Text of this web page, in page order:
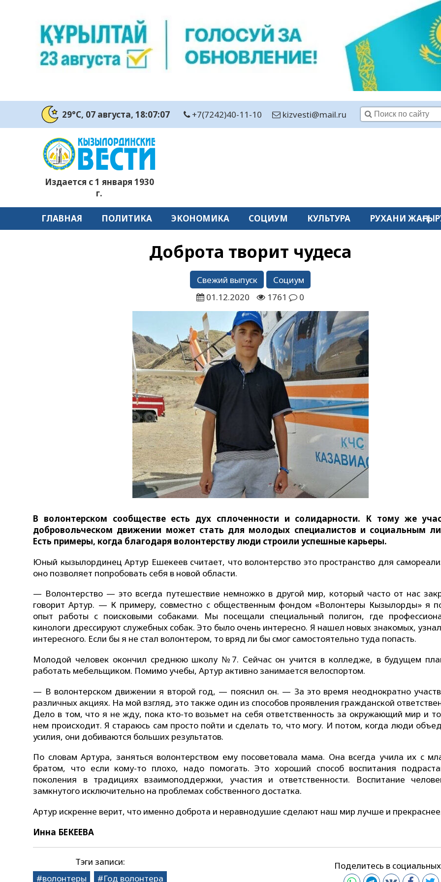
29°C, 07 августа, 18:07:08 +7(7242)40-11-10 kizvesti@mail.ru
Издается с 1 января 1930
г.
ГЛАВНАЯ ПОЛИТИКА ЭКОНОМИКА СОЦИУМ КУЛЬТУРА РУХАНИ
Доброта творит чудеса
Свежий выпуск
Социум
01.12.2020
1761 0
В волонтерском сообществе есть дух сплоченности и солидарности. К тому же
добровольческом движении может стать для молодых специалистов и социальным
Есть примеры, когда благодаря волонтерству люди строили успешные карьеры.
Юный кызылординец Артур Ешекеев считает, что волонтерство это пространство для
оно позволяет попробовать себя в новой области.
— Волонтерство — это всегда путешествие немножко в другой мир, который часто от нас
говорит Артур. — К примеру, совместно с общественным фондом «Волонтеры Кызылорды» я
опыт работы с поисковыми собаками. Мы посещали специальный полигон, где
кинологи дрессируют служебных собак. Это было очень интересно. Я нашел новых знакомых,
интересного. Если бы я не стал волонтером, то вряд ли бы смог самостоятельно туда попасть.
Молодой человек окончил среднюю школу №7. Сейчас он учится в колледже, в будущем
работать мебельщиком. Помимо учебы, Артур активно занимается велоспортом.
— В волонтерском движении я второй год, — пояснил он. — За это время неоднократно
различных акциях. На мой взгляд, это также один из способов проявления гражданской
Дело в том, что я не жду, пока кто-то возьмет на себя ответственность за окружающий мир и
нем происходит. Я стараюсь сам просто пойти и сделать то, что могу. И потом, когда люди
усилия, они добиваются больших результатов.
По словам Артура, заняться волонтерством ему посоветовала мама. Она всегда учила их с
братом, что если кому-то плохо, надо помогать. Это хороший способ воспитания
поколения в традициях взаимоподдержки, участия и ответственности. Воспитание
замкнутого исключительно на проблемах собственного достатка.
Артур искренне верит, что именно доброта и неравнодушие сделают наш мир лучше и
Инна БЕКЕЕВА
Тэги записи:
волонтеры
Год волонтера
Поделитесь в